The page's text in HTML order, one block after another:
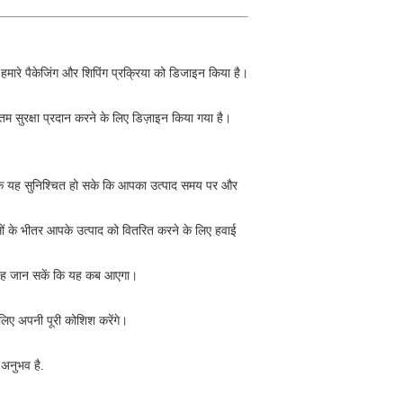
पैकेजिंग और शिपिंग प्रक्रिया को डिजाइन किया है।
सुरक्षा प्रदान करने के लिए डिज़ाइन किया गया है।
यह सुनिश्चित हो सके कि आपका उत्पाद समय पर और
के भीतर आपके उत्पाद को वितरित करने के लिए हवाई
जान सकें कि यह कब आएगा।
अपनी पूरी कोशिश करेंगे।
है.